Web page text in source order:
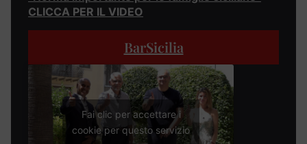
CLICCA PER IL VIDEO
BarSicilia
Fai clic per accettare i
cookie per questo servizio